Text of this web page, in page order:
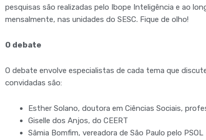
pesquisas são realizadas pelo Ibope Inteligência e ao
mensalmente, nas unidades do SESC. Fique de olho!
O debate
O debate envolve especialistas de cada tema que
convidadas são:
Esther Solano, doutora em Ciências Sociais,
Giselle dos Anjos, do CEERT
Sâmia Bomfim, vereadora de São Paulo pelo PSOL